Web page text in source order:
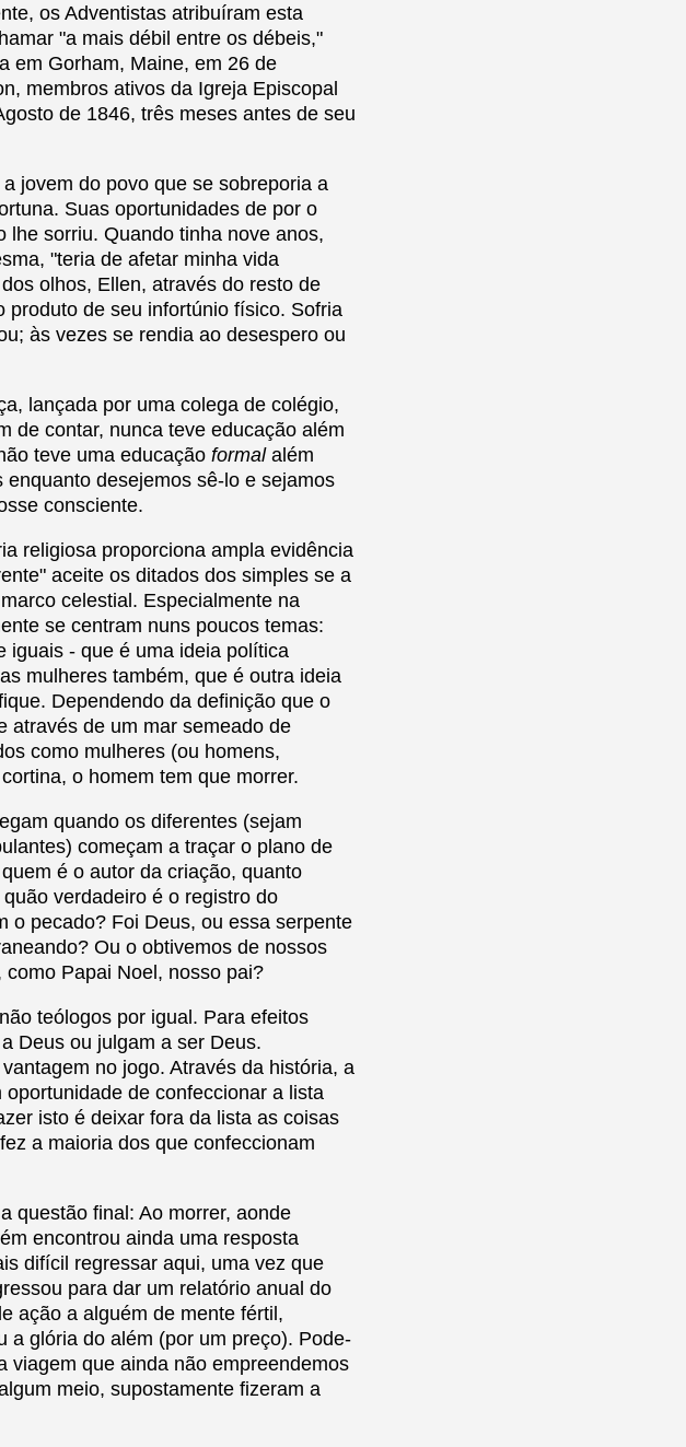
os Adventistas atribuíram esta
"a mais débil entre os débeis,"
em Gorham, Maine, em 26 de
membros ativos da Igreja Episcopal
de 1846, três meses antes de seu
jovem do povo que se sobreporia a
Suas oportunidades de por o
lhe sorriu. Quando tinha nove anos,
"teria de afetar minha vida
olhos, Ellen, através do resto de
produto de seu infortúnio físico. Sofria
às vezes se rendia ao desespero ou
lançada por uma colega de colégio,
de contar, nunca teve educação além
teve uma educação formal além
desejemos sê-lo e sejamos
consciente.
religiosa proporciona ampla evidência
aceite os ditados dos simples se a
celestial. Especialmente na
se centram nuns poucos temas:
iguais - que é uma ideia política
mulheres também, que é outra ideia
Dependendo da definição que o
através de um mar semeado de
como mulheres (ou homens,
o homem tem que morrer.
quando os diferentes (sejam
começam a traçar o plano de
é o autor da criação, quanto
verdadeiro é o registro do
o pecado? Foi Deus, ou essa serpente
Ou o obtivemos de nossos
Papai Noel, nosso pai?
teólogos por igual. Para efeitos
Deus ou julgam a ser Deus.
no jogo. Através da história, a
de confeccionar a lista
isto é deixar fora da lista as coisas
a maioria dos que confeccionam
questão final: Ao morrer, aonde
encontrou ainda uma resposta
difícil regressar aqui, uma vez que
para dar um relatório anual do
ação a alguém de mente fértil,
a glória do além (por um preço). Pode-
viagem que ainda não empreendemos
meio, supostamente fizeram a